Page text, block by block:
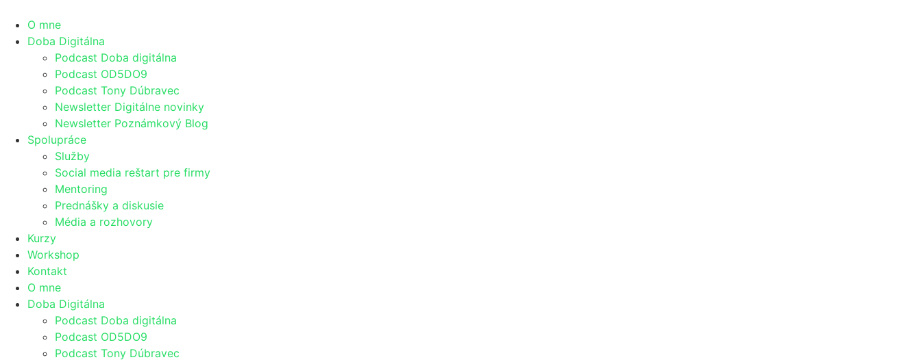
O mne
Doba Digitálna
Podcast Doba digitálna
Podcast OD5DO9
Podcast Tony Dúbravec
Newsletter Digitálne novinky
Newsletter Poznámkový Blog
Spolupráce
Služby
Social media reštart pre firmy
Mentoring
Prednášky a diskusie
Média a rozhovory
Kurzy
Workshop
Kontakt
O mne
Doba Digitálna
Podcast Doba digitálna
Podcast OD5DO9
Podcast Tony Dúbravec